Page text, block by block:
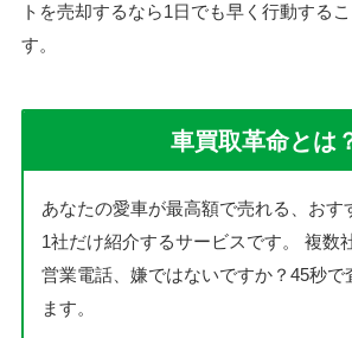
トを売却するなら1日でも早く行動する
す。
車買取革命とは
あなたの愛車が最高額で売れる、おす
1社だけ紹介するサービスです。
複数
営業電話、嫌ではないですか？45秒で
ます。